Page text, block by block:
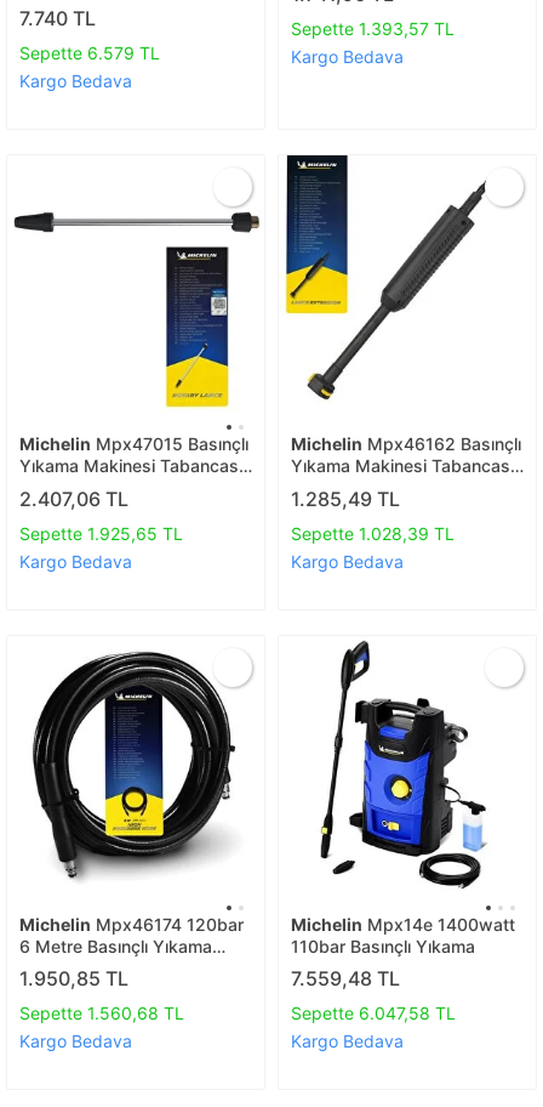
Aquatak 130 1700W
7.740 TL
Sepette 6.579 TL
Kargo Bedava
Basınç Ayarlı Su Püskürtme
Başlığı
Sepette 1.393,57 TL
Kargo Bedava
Michelin Mpx47015 Basınçlı
Yıkama Makinesi Tabancası
İçin Pirinç Alaşımlı Mızrak Ve
Döner Su Püskürtme Başlığı
2.407,06 TL
Sepette 1.925,65 TL
Kargo Bedava
Michelin Mpx46162 Basınçlı
Yıkama Makinesi Tabancası
İçin Mızrak Uzatma Aparatı
1.285,49 TL
Sepette 1.028,39 TL
Kargo Bedava
Michelin Mpx46174 120bar
6 Metre Basınçlı Yıkama
Makinası Hortumu
1.950,85 TL
Sepette 1.560,68 TL
Kargo Bedava
Michelin Mpx14e 1400watt
110bar Basınçlı Yıkama
7.559,48 TL
Sepette 6.047,58 TL
Kargo Bedava